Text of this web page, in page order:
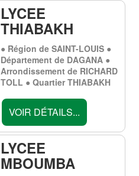
LYCEE
THIABAKH
● Région de SAINT-LOUIS ●
Département de DAGANA ●
Arrondissement de RICHARD
TOLL ● Quartier THIABAKH
VOIR DÉTAILS...
LYCEE
MBOUMBA